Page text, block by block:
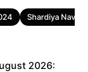
Shardiya
2026: